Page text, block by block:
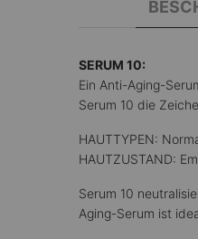
SERUM 10:
Ein Anti-Aging-
Serum 10 die
HAUTTYPEN:
HAUTZUSTAND:
Serum 10
Aging-Serum ist